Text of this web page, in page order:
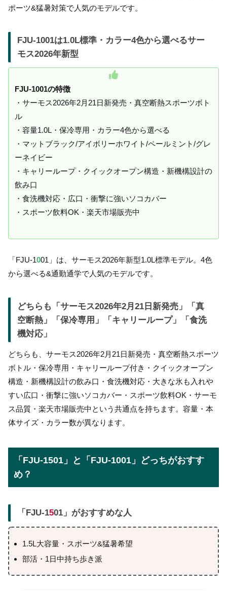
ポーツ&猛暑対策で人気のモデルです。
FJU-1001は1.0L標準・カラー4色から選べるサー
モス2026年新型
FJU-1001の特徴
・サーモス2026年2月21日新発売・真空断熱スポーツボト
ル
・容量1.0L・保冷専用・カラー4色から選べる
・マットブラック/アイボリーホワイト/ペールミント/グレ
ーネイビー
・キャリーループ・クイックオープン構造・新機構設計の
飲み口
・食洗機対応・広口・衝撃に強いソコカバー
・スポーツ飲料OK・楽天市場販売中
「FJU-1001」は、サーモス2026年新型1.0L標準モデル。4色
から選べる&通勤通学で人気のモデルです。
どちらも「サーモス2026年2月21日新発売」「真
空断熱」「保冷専用」「キャリーループ」「食洗
機対応」
どちらも、サーモス2026年2月21日新発売・真空断熱スポーツ
ボトル・保冷専用・キャリーループ付き・クイックオープン
構造・新機構設計の飲み口・食洗機対応・大きな氷も入れや
すい広口・衝撃に強いソコカバー・スポーツ飲料OK・サーモ
ス品質・楽天市場販売中という共通点を持ちます。容量・本
体サイズ・カラー数が異なります。
「FJU-1501」と「FJU-1001」どっちがおすす
め？
「FJU-1501」がおすすめな人
1.5L大容量・スポーツ&猛暑希望
部活・1日中持ち歩き派